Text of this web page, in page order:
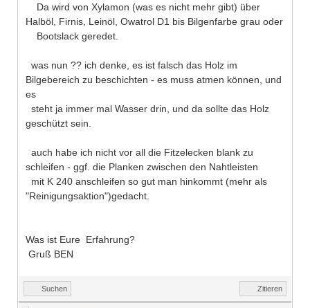
Da wird von Xylamon (was es nicht mehr gibt) über
Halböl, Firnis, Leinöl, Owatrol D1 bis Bilgenfarbe grau oder
Bootslack geredet.
was nun ?? ich denke, es ist falsch das Holz im
Bilgebereich zu beschichten - es muss atmen können, und
es
steht ja immer mal Wasser drin, und da sollte das Holz
geschützt sein.
auch habe ich nicht vor all die Fitzelecken blank zu
schleifen - ggf. die Planken zwischen den Nahtleisten
mit K 240 anschleifen so gut man hinkommt (mehr als
"Reinigungsaktion")gedacht.
Was ist Eure Erfahrung?
Gruß BEN
Suchen Zitieren